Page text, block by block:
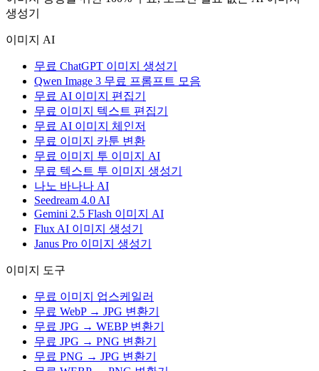
생성기
이미지 AI
무료 ChatGPT 이미지 생성기
Qwen Image 3 무료 프롬프트 모음
무료 AI 이미지 편집기
무료 이미지 텍스트 편집기
무료 AI 이미지 체인저
무료 이미지 카툰 변환
무료 이미지 투 이미지 AI
무료 텍스트 투 이미지 생성기
나노 바나나 AI
Seedream 4.0 AI
Gemini 2.5 Flash 이미지 AI
Flux AI 이미지 생성기
Janus Pro 이미지 생성기
이미지 도구
무료 이미지 업스케일러
무료 WebP → JPG 변환기
무료 JPG → WEBP 변환기
무료 JPG → PNG 변환기
무료 PNG → JPG 변환기